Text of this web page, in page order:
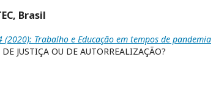
Brasil
(2020): Trabalho e Educação em tempos de pandemia
JUSTIÇA OU DE AUTORREALIZAÇÃO?